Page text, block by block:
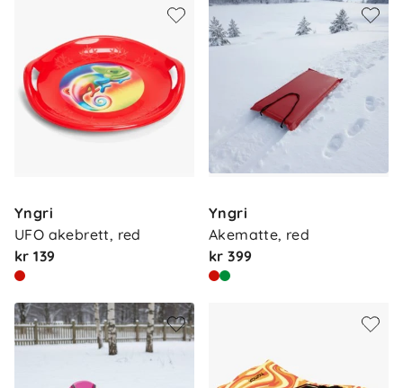
Yngri
UFO akebrett, red
kr 139
Yngri
Akematte, red
kr 399